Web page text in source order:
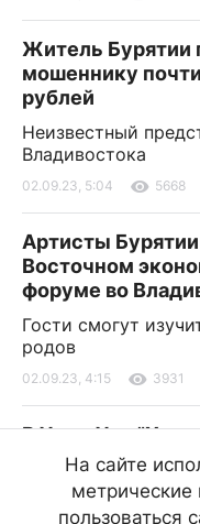
Житель Бурятии
мошеннику
рублей
Неизвестный
Владивостока
02.09.23, 5:04 5668
Артисты
Восточном
форуме во
Гости смогут
родов
02.09.23, 4:15 3931
В Улан-Удэ
забор и
В ДТП на Верхней
человека
На сайте
пользоваться